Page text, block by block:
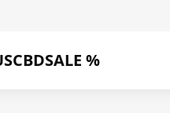
CBDSALE %